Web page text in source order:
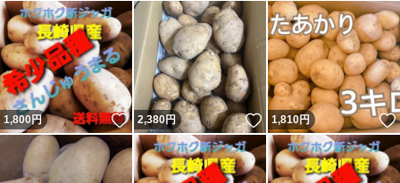
1,800 円 いいね！
2,380円 いいね！
1,810円